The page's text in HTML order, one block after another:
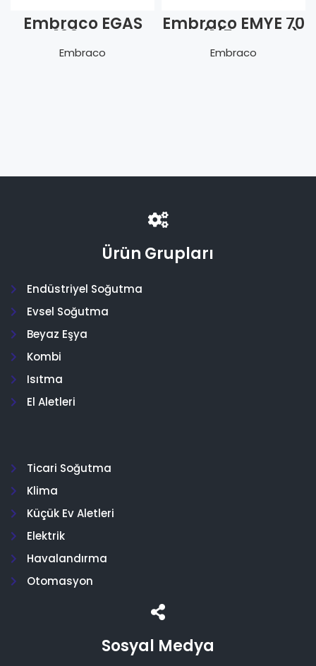
Embraco EGAS
100 HLR
Embraco
Embraco EMYE 70
HEP (1/5 Hp LBP)
Embraco
Ürün Grupları
Endüstriyel Soğutma
Evsel Soğutma
Beyaz Eşya
Kombi
Isıtma
El Aletleri
Ticari Soğutma
Klima
Küçük Ev Aletleri
Elektrik
Havalandırma
Otomasyon
Sosyal Medya